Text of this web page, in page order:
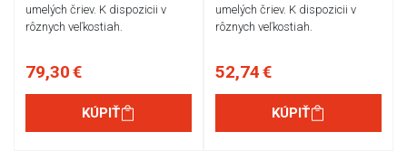
umelých čriev. K dispozicii v
rôznych veľkostiah.
79,30 €
KÚPIŤ
umelých čriev. K dispozicii v
rôznych veľkostiah.
52,74 €
KÚPIŤ